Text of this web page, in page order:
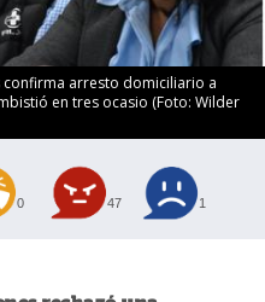
confirma arresto domiciliario a
en tres ocasio (Foto: Wilder
0 47 1